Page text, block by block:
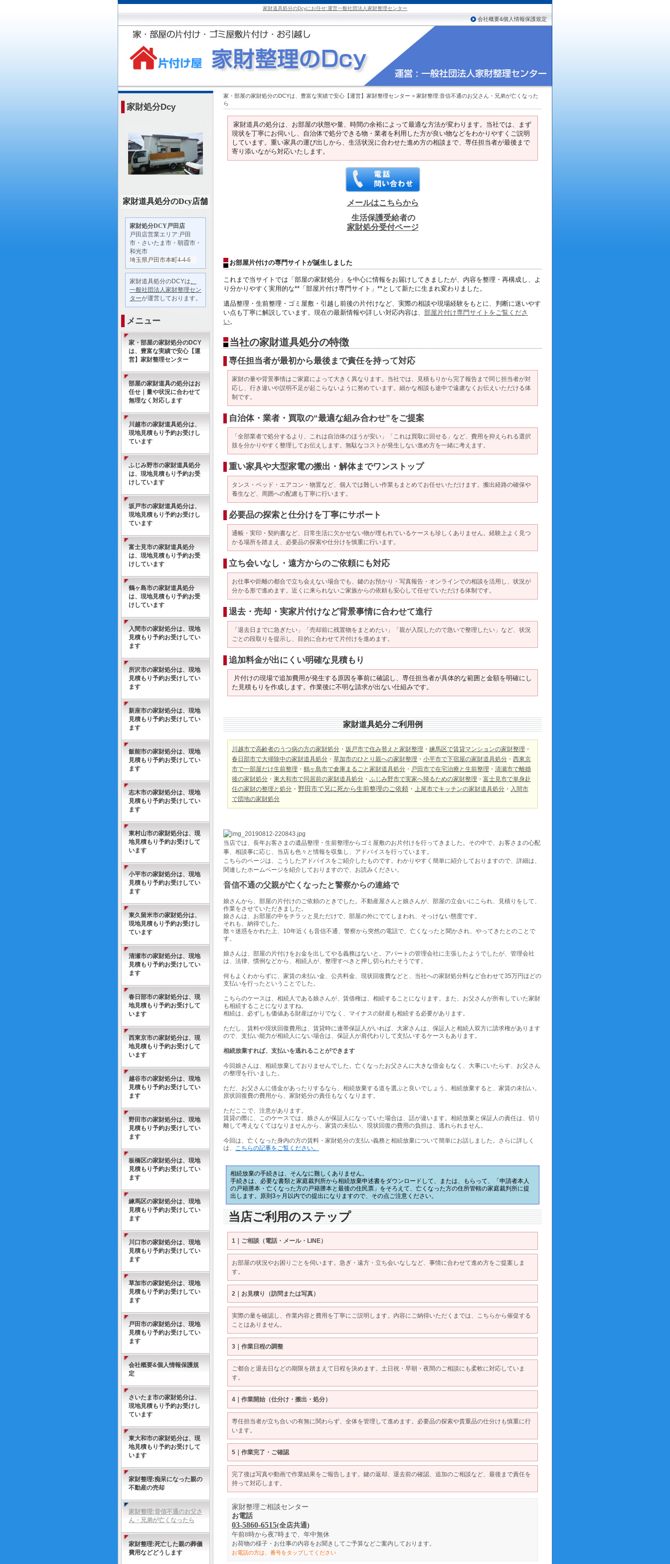
家財道具処分のDcyにお任せ:運営一般社団法人家財整理センター
会社概要&個人情報保護規定
家財処分Dcy
家財道具処分のDcy店舗
家財処分DCY戸田店
戸田店営業エリア:戸田
市・さいたま市・朝霞市・
和光市
埼玉県戸田市本町4-4-6
家財道具処分のDCYは、
一般社団法人家財整理セン
ターが運営しております。
メニュー
家・部屋の家財処分のDCY
は、豊富な実績で安心【運
営】家財整理センター
部屋の家財道具の処分はお
任せ｜量や状況に合わせて
無理なく対応します
川越市の家財道具処分は、
現地見積もり予約お受けし
ています
ふじみ野市の家財道具処分
は、現地見積もり予約お受
けしています
坂戸市の家財道具処分は、
現地見積もり予約お受けし
ています
富士見市の家財道具処分
は、現地見積もり予約お受
けしています
鶴ヶ島市の家財道具処分
は、現地見積もり予約お受
けしています
入間市の家財処分は、現地
見積もり予約お受けしてい
ます
所沢市の家財処分は、現地
見積もり予約お受けしてい
ます
新座市の家財処分は、現地
見積もり予約お受けしてい
ます
飯能市の家財処分は、現地
見積もり予約お受けしてい
ます
志木市の家財処分は、現地
見積もり予約お受けしてい
ます
東村山市の家財処分は、現
地見積もり予約お受けして
います
小平市の家財処分は、現地
見積もり予約お受けしてい
ます
東久留米市の家財処分は、
現地見積もり予約お受けし
ています
清瀬市の家財処分は、現地
見積もり予約お受けしてい
ます
春日部市の家財処分は、現
地見積もり予約お受けして
います
西東京市の家財処分は、現
地見積もり予約お受けして
います
越谷市の家財処分は、現地
見積もり予約お受けしてい
ます
野田市の家財処分は、現地
見積もり予約お受けしてい
ます
板橋区の家財処分は、現地
見積もり予約お受けしてい
ます
練馬区の家財処分は、現地
見積もり予約お受けしてい
ます
川口市の家財処分は、現地
見積もり予約お受けしてい
ます
草加市の家財処分は、現地
見積もり予約お受けしてい
ます
戸田市の家財処分は、現地
見積もり予約お受けしてい
ます
会社概要&個人情報保護規
定
さいたま市の家財処分は、
現地見積もり予約お受けし
ています
東大和市の家財処分は、現
地見積もり予約お受けして
います
家財整理:痴呆になった親の
不動産の売却
家財整理:音信不通のお父さ
ん・兄弟が亡くなったら
家財整理:死亡した親の葬儀
費用などどうします
家・部屋の家財処分のDCYは、豊富な実績で安心【運営】家財整理センター > 家財整理:音信不通のお父さん・兄弟が亡くなった
ら
家財道具の処分は、お部屋の状態や量、時間の余裕によって最適な方法が変わります。当社では、まず
現状を丁寧にお伺いし、自治体で処分できる物・業者を利用した方が良い物などをわかりやすくご説明
しています。重い家具の運び出しから、生活状況に合わせた進め方の相談まで、専任担当者が最後まで
寄り添いながら対応いたします。
メールはこちらから
生活保護受給者の
家財処分受付ページ
お部屋片付けの専門サイトが誕生しました
これまで当サイトでは「部屋の家財処分」 を中心に情報をお届けしてきましたが、内容を整理・再構成し、 よ
り分かりやすく実用的な**「部屋片付け専門サイト」**として新たに生まれ変わりました。
遺品整理・生前整理・ゴミ屋敷・引越し前後の片付けなど、 実際の相談や現場経験をもとに、 判断に迷いやす
い点も丁寧に解説しています。 現在の最新情報や詳しい対応内容は、 部屋片付け専門サイトをご覧くださ
い。
当社の家財道具処分の特徴
専任担当者が最初から最後まで責任を持って対応
家財の量や背景事情はご家庭によって大きく異なります。当社では、見積もりから完了報告まで同じ担当者が対
応し、行き違いや説明不足が起こらないように努めています。細かな相談も途中で遠慮なくお伝えいただける体
制です。
自治体・業者・買取の“最適な組み合わせ”をご提案
「全部業者で処分するより、これは自治体のほうが安い」「これは買取に回せる」など、費用を抑えられる選択
肢を分かりやすく整理してお伝えします。無駄なコストが発生しない進め方を一緒に考えます。
重い家具や大型家電の搬出・解体までワンストップ
タンス・ベッド・エアコン・物置など、個人では難しい作業もまとめてお任せいただけます。搬出経路の確保や
養生など、周囲への配慮も丁寧に行います。
必要品の探索と仕分けを丁寧にサポート
通帳・実印・契約書など、日常生活に欠かせない物が埋もれているケースも珍しくありません。経験上よく見つ
かる場所を踏まえ、必要品の探索や仕分けを慎重に行います。
立ち会いなし・遠方からのご依頼にも対応
お仕事や距離の都合で立ち会えない場合でも、鍵のお預かり・写真報告・オンラインでの相談を活用し、状況が
分かる形で進めます。近くに来られないご家族からの依頼も安心して任せていただける体制です。
退去・売却・実家片付けなど背景事情に合わせて進行
「退去日までに急ぎたい」「売却前に残置物をまとめたい」「親が入院したので急いで整理したい」など、状況
ごとの段取りを提示し、目的に合わせて片付けを進めます。
追加料金が出にくい明確な見積もり
片付けの現場で追加費用が発生する原因を事前に確認し、専任担当者が具体的な範囲と金額を明確にし
た見積もりを作成します。作業後に不明な請求が出ない仕組みです。
家財道具処分ご利用例
川越市で高齢者のうつ病の方の家財処分 ・ 坂戸市で住み替えと家財整理 ・ 練馬区で賃貸マンションの家財整理 ・
春日部市で大掃除中の家財道具処分 ・ 草加市のひとり親への家財整理 ・ 小平市で下宿屋の家財道具処分 ・ 西東京
市で一部屋だけ生前整理 ・ 鶴ヶ島市で倉庫まるごと家財道具処分 ・ 戸田市で在宅治療と生前整理 ・ 清瀬市で離婚
後の家財処分 ・ 東大和市で同居前の家財道具処分 ・ ふじみ野市で実家へ帰るための家財整理 ・ 富士見市で単身赴
任の家財の整理と処分 ・ 野田市で兄に死から生前整理のご依頼 ・ 上尾市でキッチンの家財道具処分 ・ 入間市
で団地の家財処分
当店では、長年お客さまの遺品整理・生前整理からゴミ屋敷のお片付けを行ってきました。その中で、お客さまの心配
事、相談事に応じ、当店も色々と情報を収集し、アドバイスを行っています。
こちらのページは、こうしたアドバイスをご紹介したものです。わかりやすく簡単に紹介しておりますので、詳細は、
関連したホームページを紹介しておりますので、お読みください。
音信不通の父親が亡くなったと警察からの連絡で
娘さんから、部屋の片付けのご依頼のときでした。不動産屋さんと娘さんが、部屋の立会いにこられ、見積りをして、
作業をさせていただきました。
娘さんは、お部屋の中をチラッと見ただけで、部屋の外にでてしまわれ、そっけない態度です。
それも、納得でした。
散々迷惑をかれた上、10年近くも音信不通、警察から突然の電話で、亡くなったと聞かされ、やってきたとのことで
す。
娘さんは、部屋の片付けをお金を出してやる義務はないと。アパートの管理会社に主張したようでしたが、管理会社
は、法律、慣例などから、相続人が、整理すべきと押し切られたそうです。
何もよくわからずに、家賃の未払い金、公共料金、現状回復費などと、当社への家財処分料など合わせて35万円ほどの
支払いを行ったということでした。
こちらのケースは、相続人である娘さんが、賃借権は、相続することになります。また、お父さんが所有していた家財
も相続することになりますね。
相続は、必ずしも価値ある財産ばかりでなく、マイナスの財産も相続する必要があります。
ただし、賃料や現状回復費用は、賃貸時に連帯保証人がいれば、大家さんは、保証人と相続人双方に請求権があります
ので、支払い能力が相続人にない場合は、保証人が肩代わりして支払いするケースもあります。
相続放棄すれば、支払いを逃れることができます
今回娘さんは、相続放棄しておりませんでした。亡くなったお父さんに大きな借金もなく、大事にいたらす、お父さん
の整理を行いました。
ただ、お父さんに借金があったりするなら、相続放棄する道を選ぶと良いでしょう。相続放棄すると、家賃の未払い。
原状回復費の費用から、家財処分の責任もなくなります。
ただここで、注意があります。
賃貸の際に、このケースでは、娘さんが保証人になっていた場合は、話が違います。相続放棄と保証人の責任は、切り
離して考えなくてはなりませんから、家賃の未払い、現状回復の費用の負担は、逃れられません。
今回は、亡くなった身内の方の賃料・家財処分の支払い義務と相続放棄について簡単にお話しました。さらに詳しく
は、 こちらの記事をご覧ください。
相続放棄の手続きは、そんなに難しくありません。
手続きは、必要な書類と家庭裁判所から相続放棄申述書をダウンロードして、または、もらって、「申請者本人
の戸籍謄本・亡くなった方の戸籍謄本と最後の住民票」をそろえて、亡くなった方の住所管轄の家庭裁判所に提
出します。原則3ヶ月以内での提出になりますので、その点ご注意ください。
当店ご利用のステップ
1｜ご相談（電話・メール・LINE）
お部屋の状況やお困りごとを伺います。急ぎ・遠方・立ち会いなしなど、事情に合わせて進め方をご提案しま
す。
2｜お見積り（訪問または写真）
実際の量を確認し、作業内容と費用を丁寧にご説明します。内容にご納得いただくまでは、こちらから催促する
ことはありません。
3｜作業日程の調整
ご都合と退去日などの期限を踏まえて日程を決めます。土日祝・早朝・夜間のご相談にも柔軟に対応していま
す。
4｜作業開始（仕分け・搬出・処分）
専任担当者が立ち合いの有無に関わらず、全体を管理して進めます。必要品の探索や貴重品の仕分けも慎重に行
います。
5｜作業完了・ご確認
完了後は写真や動画で作業結果をご報告します。鍵の返却、退去前の確認、追加のご相談など、最後まで責任を
持って対応します。
家財整理ご相談センター
お電話
03-5860-6515(全店共通)
午前8時から夜7時まで、年中無休
お荷物の様子・お仕事の内容をお聞きしてご予算などご案内しております。
お電話の方は、番号をタップしてください